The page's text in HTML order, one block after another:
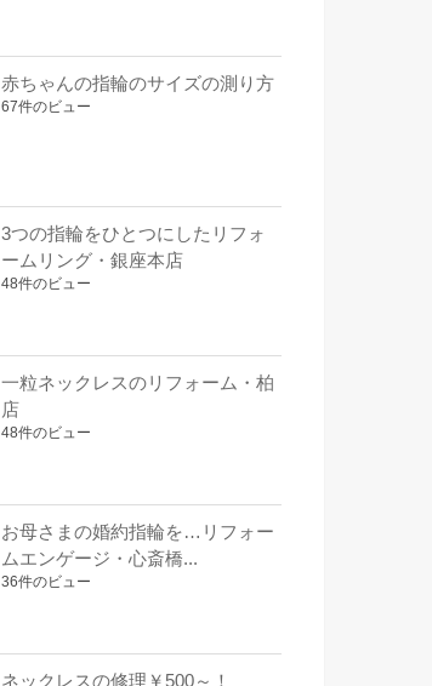
赤ちゃんの指輪のサイズの測り方
67件のビュー
3つの指輪をひとつにしたリフォ
ームリング・銀座本店
48件のビュー
一粒ネックレスのリフォーム・柏
店
48件のビュー
お母さまの婚約指輪を…リフォー
ムエンゲージ・心斎橋...
36件のビュー
ネックレスの修理￥500～！